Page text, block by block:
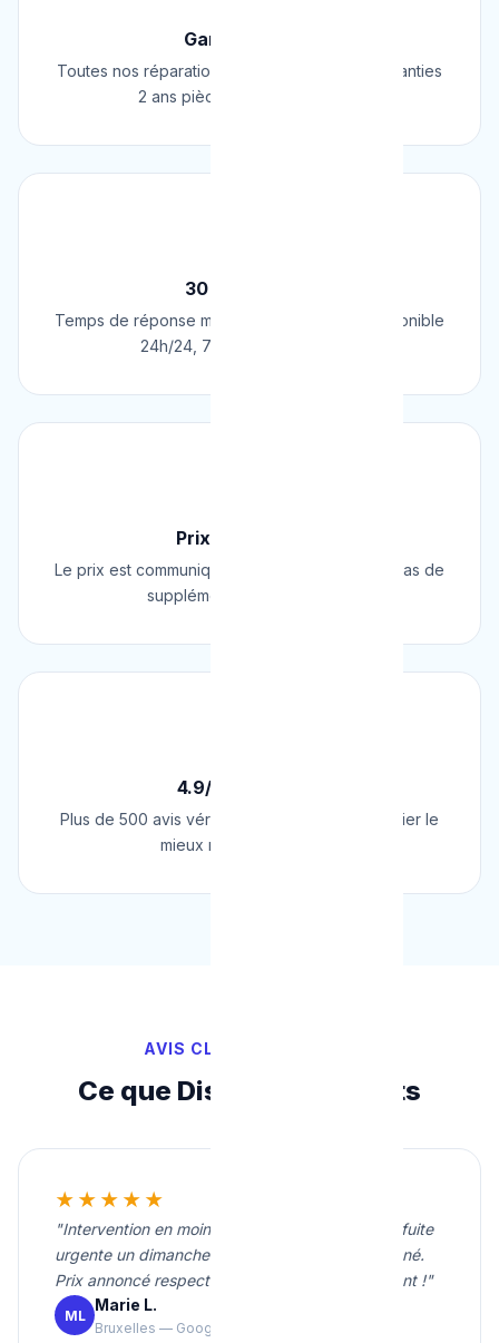
Garantie 2 Ans
Toutes nos réparations et installations sont garanties
2 ans pièces et main d'œuvre.
30 Min Chrono
Temps de réponse moyen de 30 minutes. Disponible
24h/24, 7j/7, 365 jours par an.
Prix Fixe Garanti
Le prix est communiqué AVANT l'intervention. Pas de
supplément surprise, jamais.
4.9/5 sur Google
Plus de 500 avis vérifiés sur Google. Le plombier le
mieux noté de Belgique.
AVIS CLIENTS VÉRIFIÉS
Ce que Disent Nos Clients
★★★★★
"Intervention en moins de 20 minutes pour une fuite
urgente un dimanche soir. Travail propre et soigné.
Prix annoncé respecté. Je recommande vivement !"
ML
Marie L.
Bruxelles — Google